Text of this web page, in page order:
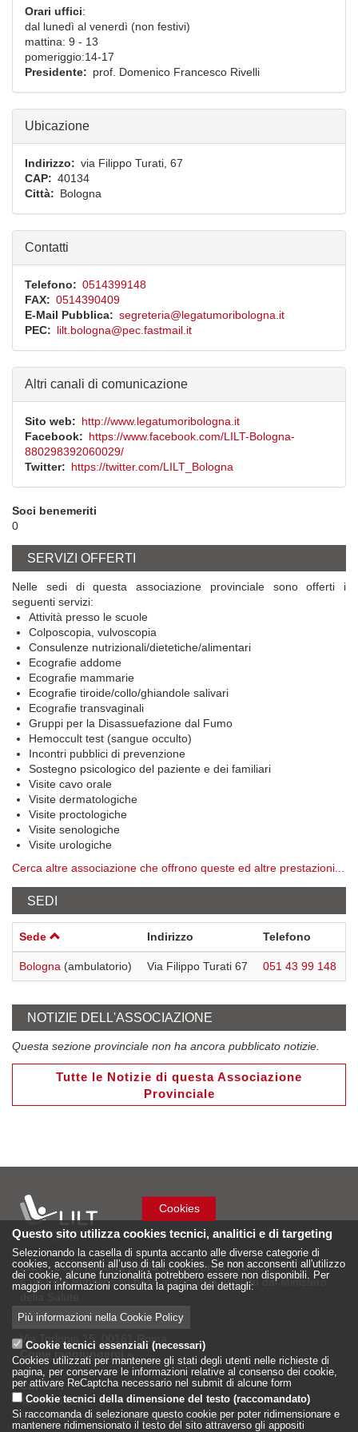
Orari uffici:
dal lunedì al venerdì (non festivi)
mattina: 9 - 13
pomeriggio:14-17
Presidente
prof. Domenico Francesco Rivelli
Ubicazione
Indirizzo
via Filippo Turati, 67
CAP
40134
Città
Bologna
Contatti
Telefono
0514399148
FAX
0514390409
E-Mail Pubblica
segreteria@legatumoribologna.it
PEC
lilt.bologna@pec.fastmail.it
Altri canali di comunicazione
Sito web
http://www.legatumoribologna.it
Facebook
https://www.facebook.com/LILT-Bologna-
880298392060029/
Twitter
https://twitter.com/LILT_Bologna
Soci benemeriti
0
SERVIZI OFFERTI
Nelle sedi di questa associazione provinciale sono offerti i
seguenti servizi:
Attività presso le scuole
Colposcopia, vulvoscopia
Consulenze nutrizionali/dietetiche/alimentari
Ecografie addome
Ecografie mammarie
Ecografie tiroide/collo/ghiandole salivari
Ecografie transvaginali
Gruppi per la Disassuefazione dal Fumo
Hemoccult test (sangue occulto)
Incontri pubblici di prevenzione
Sostegno psicologico del paziente e dei familiari
Visite cavo orale
Visite dermatologiche
Visite proctologiche
Visite senologiche
Visite urologiche
Cerca altre associazione che offrono queste ed altre prestazioni...
SEDI
Sede Indirizzo Telefono
Bologna (ambulatorio) Via Filippo Turati 67 051 43 99 148
NOTIZIE DELL'ASSOCIAZIONE
Questa sezione provinciale non ha ancora pubblicato notizie.
Tutte le Notizie di questa Associazione
Provinciale
LILT - Lega Italiana per la Lotta conto i Tumori
è un Ente Pubblico su base associativa, vigilato dal Ministero
della Salute
Sede Nazionale
Via Torlonia 15, 00161 Roma
Come raggiungerci»
Contatti
Tel: 06.442597.1
E-mail istituzionale:sede.centrale@lilt.it
Cookies
Questo sito utilizza cookies tecnici, analitici e di targeting
Selezionando la casella di spunta accanto alle diverse categorie di
cookies, acconsenti all’uso di tali cookies. Se non acconsenti all'utilizzo
dei cookie, alcune funzionalità potrebbero essere non disponibili. Per
maggiori informazioni consulta la pagina dei dettagli:
Più informazioni nella Cookie Policy
Cookie tecnici essenziali (necessari)
Cookies utilizzati per mantenere gli stati degli utenti nelle richieste di
pagina, per conservare le informazioni relative al consenso dei cookie,
per attivare ReCaptcha necessario nel submit di alcune form
Cookie tecnici della dimensione del testo (raccomandato)
Si raccomanda di selezionare questo cookie per poter ridimensionare e
mantenere ridimensionato il testo del sito attraverso gli appositi